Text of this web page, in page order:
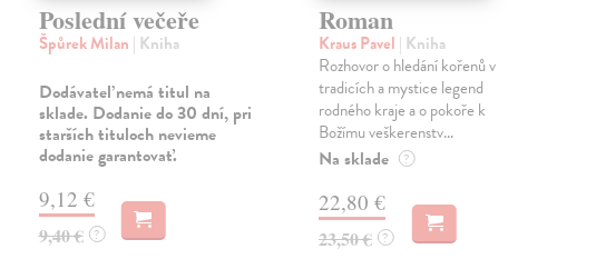
Poslední večeře
Špůrek Milan | Kniha
Dodávateľ nemá titul na
sklade. Dodanie do 30 dní, pri
starších tituloch nevieme
dodanie garantovať.
9,12 €
9,40 € ?
Roman
Kraus Pavel | Kniha
Rozhovor o hledání kořenů v
tradicích a mystice legend
rodného kraje a o pokoře k
Božímu veškerenstv...
Na sklade ?
22,80 €
23,50 € ?